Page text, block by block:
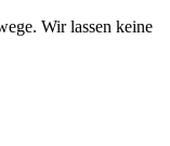
Wir lassen keine